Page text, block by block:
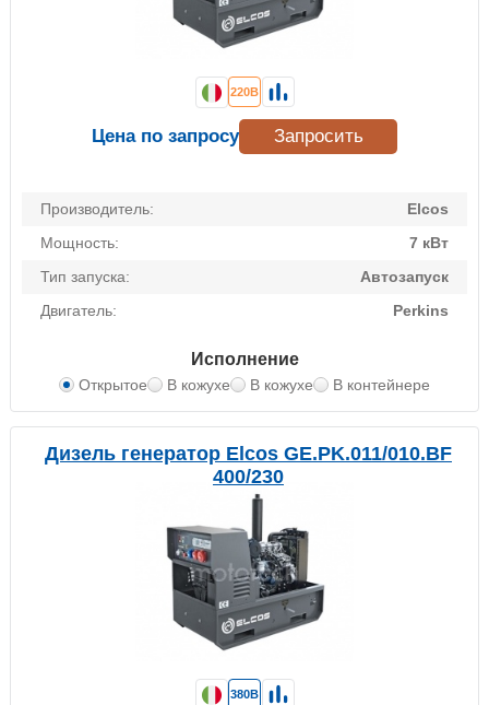
Производитель:
Elcos
Мощность:
7 кВт
Тип запуска:
Автозапуск
Двигатель:
Perkins
Исполнение
Открытое В кожухе В кожухе В контейнере
220В
Цена по запросу Запросить
Дизель генератор Elcos GE.PK.011/010.BF
400/230
380В